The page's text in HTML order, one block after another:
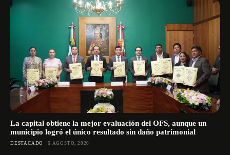
La capital obtiene la mejor evaluación del OFS, aunque un
municipio logró el único resultado sin daño patrimonial
DESTACADO 6 AGOSTO, 2026